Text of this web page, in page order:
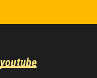
youtube